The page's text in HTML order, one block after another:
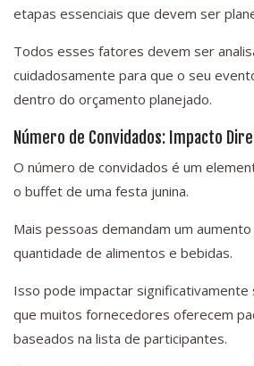
etapas essenciais que devem ser
Todos esses fatores devem ser
cuidadosamente para que o seu
dentro do orçamento planejado.
Número de Convidados: Impacto
O número de convidados é um
o buffet de uma festa junina.
Mais pessoas demandam um
quantidade de alimentos e bebidas.
Isso pode impactar significativamente
que muitos fornecedores oferecem
baseados na lista de participantes.